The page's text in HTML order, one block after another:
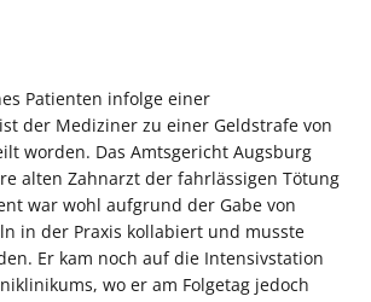
Patienten infolge einer
der Mediziner zu einer Geldstrafe von
worden. Das Amtsgericht Augsburg
alten Zahnarzt der fahrlässigen Tötung
war wohl aufgrund der Gabe von
in der Praxis kollabiert und musste
Er kam noch auf die Intensivstation
wo er am Folgetag jedoch